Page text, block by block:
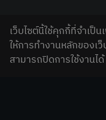
เว็บไซต์นี้ใช้คุกกี้ที่จำเป็
ให้การทำงานหลักของเว็
สามารถปิดการใช้งานได้